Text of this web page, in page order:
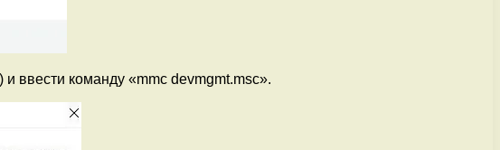
ввести команду «mmc devmgmt.msc».